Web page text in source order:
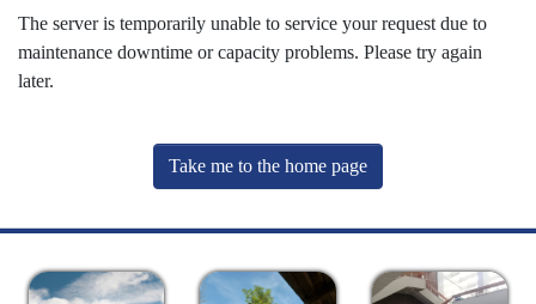
The server is temporarily unable to service your request due to
maintenance downtime or capacity problems. Please try again
later.
Take me to the home page